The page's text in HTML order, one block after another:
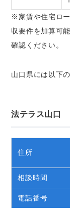
※家賃や住宅ロ
収要件を加算可
確認ください。
山口県には以下
法テラス山口
住所
相談時間
電話番号